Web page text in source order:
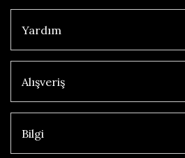
Yardım
Alışveriş
Bilgi